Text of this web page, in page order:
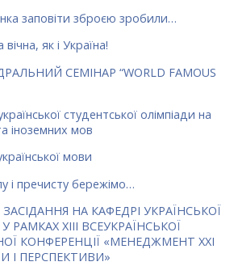
заповіти зброєю зробили…
як і Україна!
СЕМІНАР “WORLD FAMOUS
студентської олімпіади на
іноземних мов
мови
і пречисту бережімо…
НА КАФЕДРІ УКРАЇНСЬКОЇ
РАМКАХ ХIII ВСЕУКРАЇНСЬКОЇ
КОНФЕРЕНЦІЇ «МЕНЕДЖМЕНТ ХХІ
І ПЕРСПЕКТИВИ»